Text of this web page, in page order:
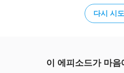
다시 시도
이 에피소드가 마음